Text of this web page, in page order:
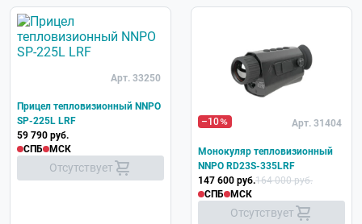
Арт. 33250
Прицел тепловизионный NNPO
SP-225L LRF
59 790 руб.
СПБ
МСК
Отсутствует
–10 Арт. 31404
Монокуляр тепловизионный
NNPO RD23S-335LRF
147 600 руб.164 000 руб.
СПБ
МСК
Отсутствует